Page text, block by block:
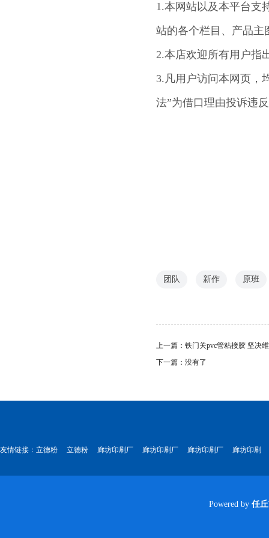
1.本网站以及本平台支
站的各个栏目、产品主
2.本店欢迎所有用户指
3.凡用户访问本网页，
法”为借口理由投诉违
团队 新作 原班
上一篇： 铁门关pvc管粘接胶 坚决
下一篇：没有了
友情链接： 立德粉 立德粉 廊坊印刷厂 廊坊印刷厂 廊坊印刷厂 廊坊印刷
Powered by 任